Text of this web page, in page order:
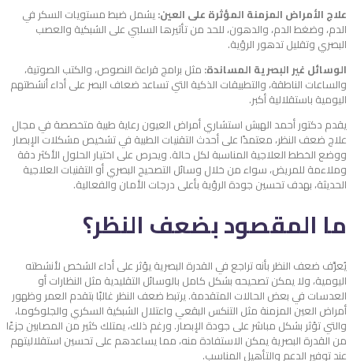
علاج الأمراض المزمنة المؤثرة على العين:يشمل ضبط مستويات السكر في
الدم، وضغط الدم، والدهون، للحد من تأثيرها السلبي على الشبكية والعصب
البصري وتقليل تدهور الرؤية.
الوسائل غير البصرية المساندة: مثل برامج قراءة النصوص، والكتب الصوتية،
والساعات الناطقة، والتطبيقات الذكية التي تساعد ضعاف البصر على أداء أنشطتهم
اليومية باستقلالية أكبر.
يقدم دكتور أحمد الهبش استشاري أمراض العيون رعاية طبية متخصصة في مجال
علاج ضعف النظر، معتمدًا على أحدث التقنيات الطبية في تشخيص مشكلات الإبصار
ووضع الخطط العلاجية المناسبة لكل حالة. ويحرص على اختيار الحلول الأكثر دقة
وملاءمة للمريض، سواء من خلال وسائل التصحيح البصري أو التقنيات العلاجية
الحديثة، بهدف تحسين جودة الرؤية بأعلى درجات الأمان والفعالية.
ما المقصود بضعف النظر؟
يُعرَّف ضعف النظر بأنه تراجع في القدرة البصرية يؤثر على أداء الشخص لأنشطته
اليومية، ولا يمكن تصحيحه بشكل كامل بالوسائل التقليدية مثل النظارات أو
العدسات في بعض الحالات المتقدمة. يرتبط ضعف النظر غالبًا بتقدم العمر وظهور
أمراض العين المزمنة مثل التنكس البقعي واعتلال الشبكية السكري والجلوكوما،
والتي تؤثر بشكل مباشر على جودة الإبصار. ورغم ذلك، يمتلك كثير من المصابين جزءًا
من القدرة البصرية يمكن الاستفادة منه، مما يساعدهم على تحسين استقلاليتهم
عند توفير الدعم والتأهيل المناسب.